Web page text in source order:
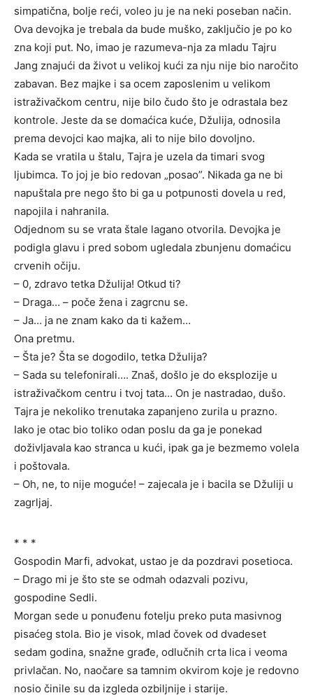
simpatična, bolje reći, voleo ju je na neki poseban način.
Ova devojka je trebala da bude muško, zaključio je po ko
zna koji put. No, imao je razumeva-nja za mladu Tajru
Jang znajući da život u velikoj kući za nju nije bio naročito
zabavan. Bez majke i sa ocem zaposlenim u velikom
istraživačkom centru, nije bilo čudo što je odrastala bez
kontrole. Jeste da se domaćica kuće, Džulija, odnosila
prema devojci kao majka, ali to nije bilo dovoljno.
Kada se vratila u štalu, Tajra je uzela da timari svog
ljubimca. To joj je bio redovan „posao”. Nikada ga ne bi
napuštala pre nego što bi ga u potpunosti dovela u red,
napojila i nahranila.
Odjednom su se vrata štale lagano otvorila. Devojka je
podigla glavu i pred sobom ugledala zbunjenu domaćicu
crvenih očiju.
– 0, zdravo tetka Džulija! Otkud ti?
– Draga… – poče žena i zagrcnu se.
– Ja… ja ne znam kako da ti kažem…
Ona pretmu.
– Šta je? Šta se dogodilo, tetka Džulija?
– Sada su telefonirali…. Znaš, došlo je do eksplozije u
istraživačkom centru i tvoj tata… On je nastradao, dušo.
Tajra je nekoliko trenutaka zapanjeno zurila u prazno.
Iako je otac bio toliko odan poslu da ga je ponekad
doživljavala kao stranca u kući, ipak ga je bezmemo volela
i poštovala.
– Oh, ne, to nije moguće! – zajecala je i bacila se Džuliji u
zagrljaj.
* * *
Gospodin Marfi, advokat, ustao je da pozdravi posetioca.
– Drago mi je što ste se odmah odazvali pozivu,
gospodine Sedli.
Morgan sede u ponuđenu fotelju preko puta masivnog
pisaćeg stola. Bio je visok, mlad čovek od dvadeset
sedam godina, snažne građe, odlučnih crta lica i veoma
privlačan. No, naočare sa tamnim okvirom koje je redovno
nosio činile su da izgleda ozbiljnije i starije.